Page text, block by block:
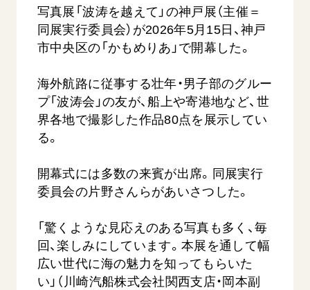
沿革
略年表
入会について
関連団体
道府県中心会館
聖教電子版
聖教ブックストア
Soka Gakkai グローバルサイト
SGIピースサイト
ご利用にあたって
SOKA PICKS
写真展「波涛を越えて」の神戸展（主催＝
同展実行委員会）が2026年5月15日、神戸
市中央区の「かもめりあ」で開幕した。
海外航路に従事する壮年・男子部のグルー
プ「波涛会」の友が、船上や寄港地など、世
界各地で撮影した作品80点を展示してい
る。
開幕式には多数の来賓が出席。同展実行
委員会の片野さんらがあいさつした。
「驚くような見応えのある写真も多く、毎
回、楽しみにしています。本展を通して幅
広い世代に海の魅力を知ってもらいた
い」（川崎汽船株式会社関西支店・岡本副